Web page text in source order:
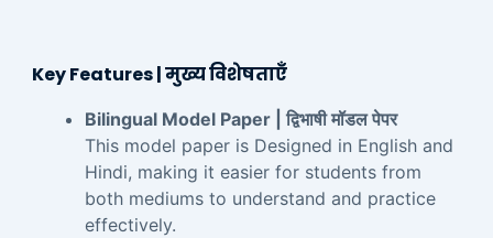
Key Features | मुख्य विशेषताएँ
Bilingual Model Paper | द्विभाषी मॉडल पेपर
This model paper is Designed in English and
Hindi, making it easier for students from
both mediums to understand and practice
effectively.